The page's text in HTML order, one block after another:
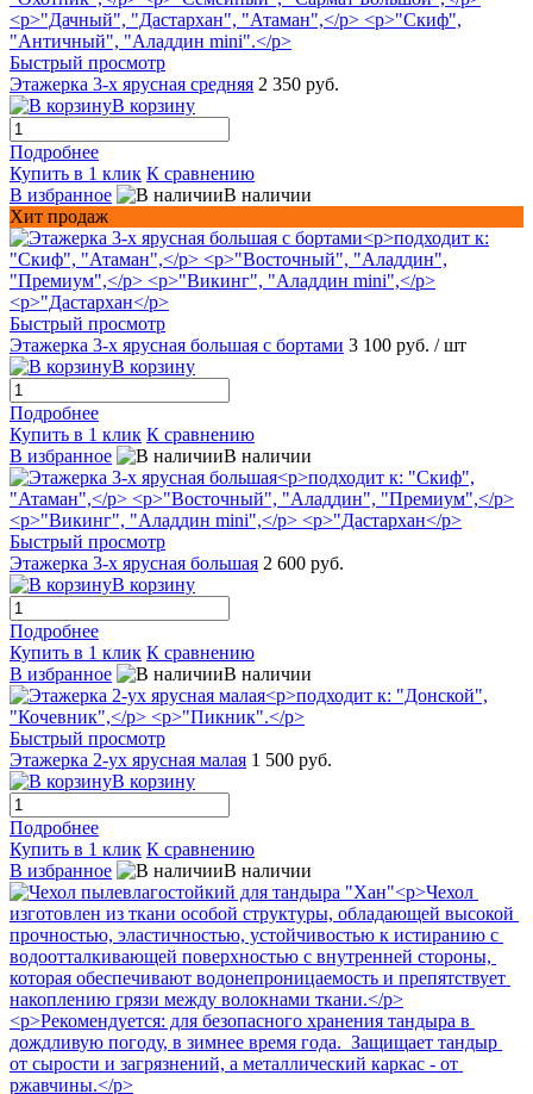
Быстрый просмотр
Этажерка 3-х ярусная средняя 2 350 руб.
В корзину
Подробнее
Купить в 1 клик К сравнению
В избранное
В наличии
Хит продаж
Быстрый просмотр
Этажерка 3-х ярусная большая с бортами 3 100 руб. / шт
В корзину
Подробнее
Купить в 1 клик К сравнению
В избранное
В наличии
Быстрый просмотр
Этажерка 3-х ярусная большая 2 600 руб.
В корзину
Подробнее
Купить в 1 клик К сравнению
В избранное
В наличии
Быстрый просмотр
Этажерка 2-ух ярусная малая 1 500 руб.
В корзину
Подробнее
Купить в 1 клик К сравнению
В избранное
В наличии